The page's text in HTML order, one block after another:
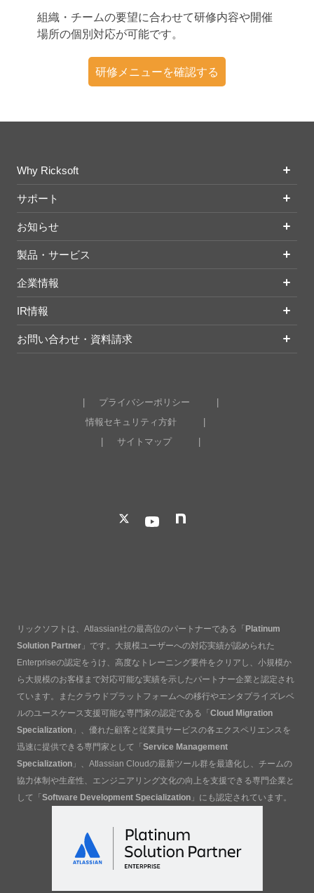
組織・チームの要望に合わせて研修内容や開催
場所の個別対応が可能です。
研修メニューを確認する
Why Ricksoft
サポート
お知らせ
製品・サービス
企業情報
IR情報
お問い合わせ・資料請求
プライバシーポリシー
情報セキュリティ方針
サイトマップ
リックソフトは、Atlassian社の最高位のパートナーである「Platinum
Solution Partner 」です。大規模ユーザーへの対応実績が認められた
Enterpriseの認定をうけ、高度なトレーニング要件をクリアし、小規模か
ら大規模のお客様まで対応可能な実績を示したパートナー企業と認定され
ています。またクラウドプラットフォームへの移行やエンタプライズレベ
ルのユースケース支援可能な専門家の認定である「Cloud Migration
Specialization 」、優れた顧客と従業員サービスの各エクスペリエンスを
迅速に提供できる専門家として「Service Management
Specialization 」、Atlassian Cloudの最新ツール群を最適化し、チームの
協力体制や生産性、エンジニアリング文化の向上を支援できる専門企業と
して「Software Development Specialization 」にも認定されています。